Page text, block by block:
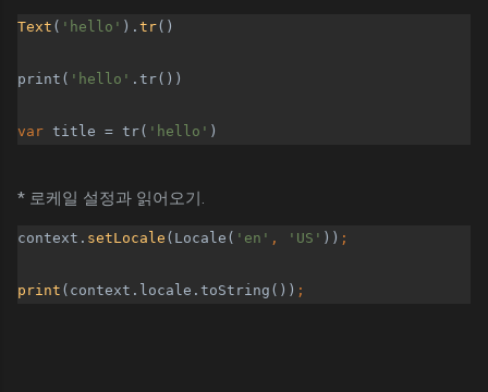
Text ( 'hello' ). tr()
print( 'hello' .tr())
var title = tr( 'hello' )
* 로케일 설정과 읽어오기.
context. setLocale (Locale( 'en' , 'US' )) ;
print (context.locale.toString()) ;